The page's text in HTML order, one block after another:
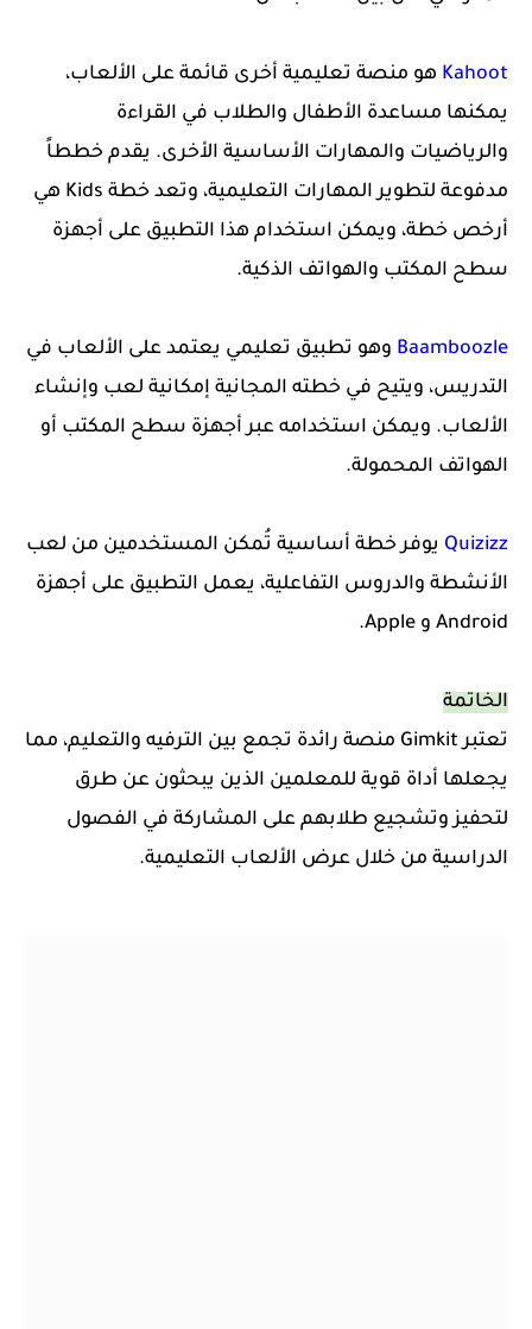
Kahoot هو منصة تعليمية أخرى قائمة على الألعاب،
يمكنها مساعدة الأطفال والطلاب في القراءة
والرياضيات والمهارات الأساسية الأخرى. يقدم خططاً
مدفوعة لتطوير المهارات التعليمية، وتعد خطة Kids هي
أرخص خطة، ويمكن استخدام هذا التطبيق على أجهزة
سطح المكتب والهواتف الذكية.
Baamboozle وهو تطبيق تعليمي يعتمد على الألعاب في
التدريس، ويتيح في خطته المجانية إمكانية لعب وإنشاء
الألعاب. ويمكن استخدامه عبر أجهزة سطح المكتب أو
الهواتف المحمولة.
Quizizz يوفر خطة أساسية تُمكن المستخدمين من لعب
الأنشطة والدروس التفاعلية، يعمل التطبيق على أجهزة
Android و Apple.
الخاتمة
تعتبرGimkit منصة رائدة تجمع بين الترفيه والتعليم،
مما
يجعلها أداة قوية للمعلمين الذين يبحثون عن طرق
لتحفيز وتشجيع طلابهم على المشاركة في الفصول
الدراسية من خلال عرض الألعاب التعليمية.